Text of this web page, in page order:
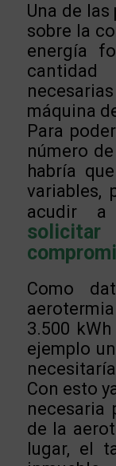
Una de
sobre la
energía
máquina
Para
número
habría
variables,
acudir a
Como
3.500
ejemplo
Con esto
necesaria
de la
lugar, el